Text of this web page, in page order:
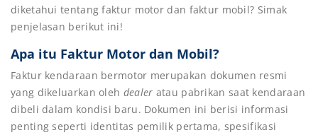
diketahui tentang faktur motor dan faktur mobil? Simak
penjelasan berikut ini!
Apa itu Faktur Motor dan Mobil?
Faktur kendaraan bermotor merupakan dokumen resmi
yang dikeluarkan oleh dealer atau pabrikan saat kendaraan
dibeli dalam kondisi baru. Dokumen ini berisi informasi
penting seperti identitas pemilik pertama, spesifikasi